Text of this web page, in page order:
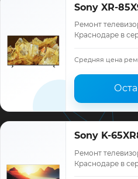
Sony XR-
Ремонт
Краснодаре в
ремонта,
Средняя цена
Sony K-
Ремонт
Краснодаре в